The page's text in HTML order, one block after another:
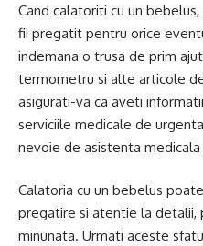
Cand calatoriti cu un
fii pregatit pentru orice
indemana o trusa de prim
termometru si alte articole
asigurati-va ca aveti
serviciile medicale de
nevoie de asistenta
Calatoria cu un bebelus
pregatire si atentie la detalii,
minunata. Urmati aceste